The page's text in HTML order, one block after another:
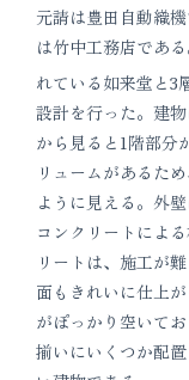
元請は豊田自動織
は竹中工務店であ
れている如来堂と3
設計を行った。建
から見ると1階部分
リュームがあるた
ように見える。外
コンクリートによ
リートは、施工が
面もきれいに仕上
がぽっかり空いて
揃いにいくつか配